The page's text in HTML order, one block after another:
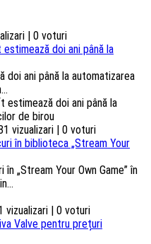
| 0 voturi
doi ani până la
ani până la automatizarea
vizualizari | 0 voturi
în biblioteca „Stream Your
„Stream Your Own Game” în
vizualizari | 0 voturi
Valve pentru prețuri